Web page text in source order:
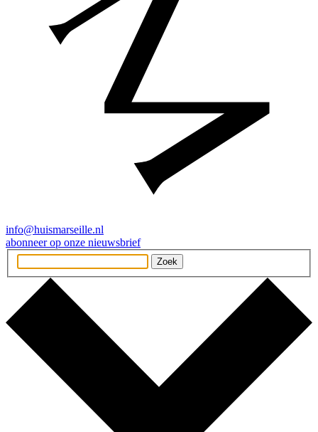
info@huismarseille.nl
abonneer op onze nieuwsbrief